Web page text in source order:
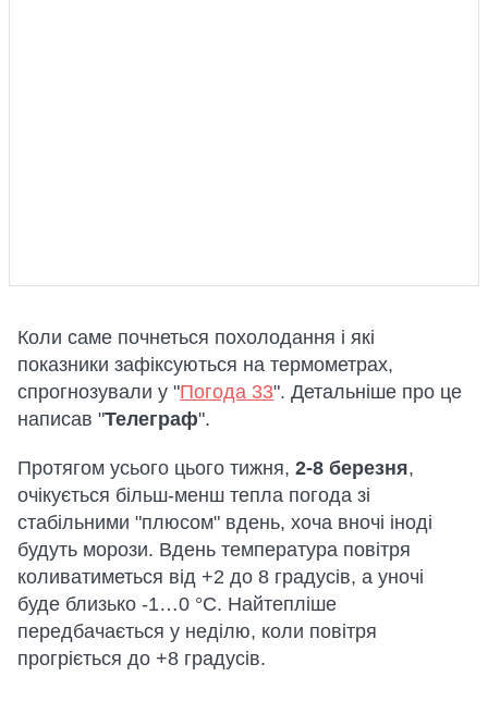
Коли саме почнеться похолодання і які
показники зафіксуються на термометрах,
спрогнозували у "Погода 33". Детальніше про це
написав "Телеграф".
Протягом усього цього тижня, 2-8 березня,
очікується більш-менш тепла погода зі
стабільними "плюсом" вдень, хоча вночі іноді
будуть морози. Вдень температура повітря
коливатиметься від +2 до 8 градусів, а уночі
буде близько -1…0 °C. Найтепліше
передбачається у неділю, коли повітря
прогріється до +8 градусів.